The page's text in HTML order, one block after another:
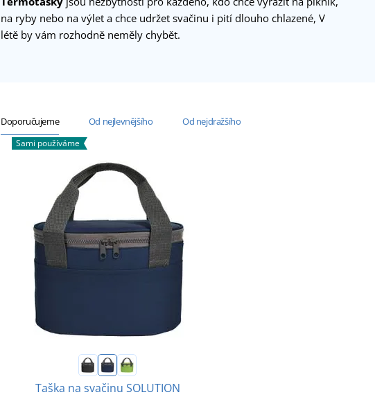
na ryby nebo na výlet a chce udržet svačinu i pití dlouho chlazené, V
létě by vám rozhodně neměly chybět.
Doporučujeme Od nejlevnějšího Od nejdražšího
Sami používáme
Taška na svačinu SOLUTION